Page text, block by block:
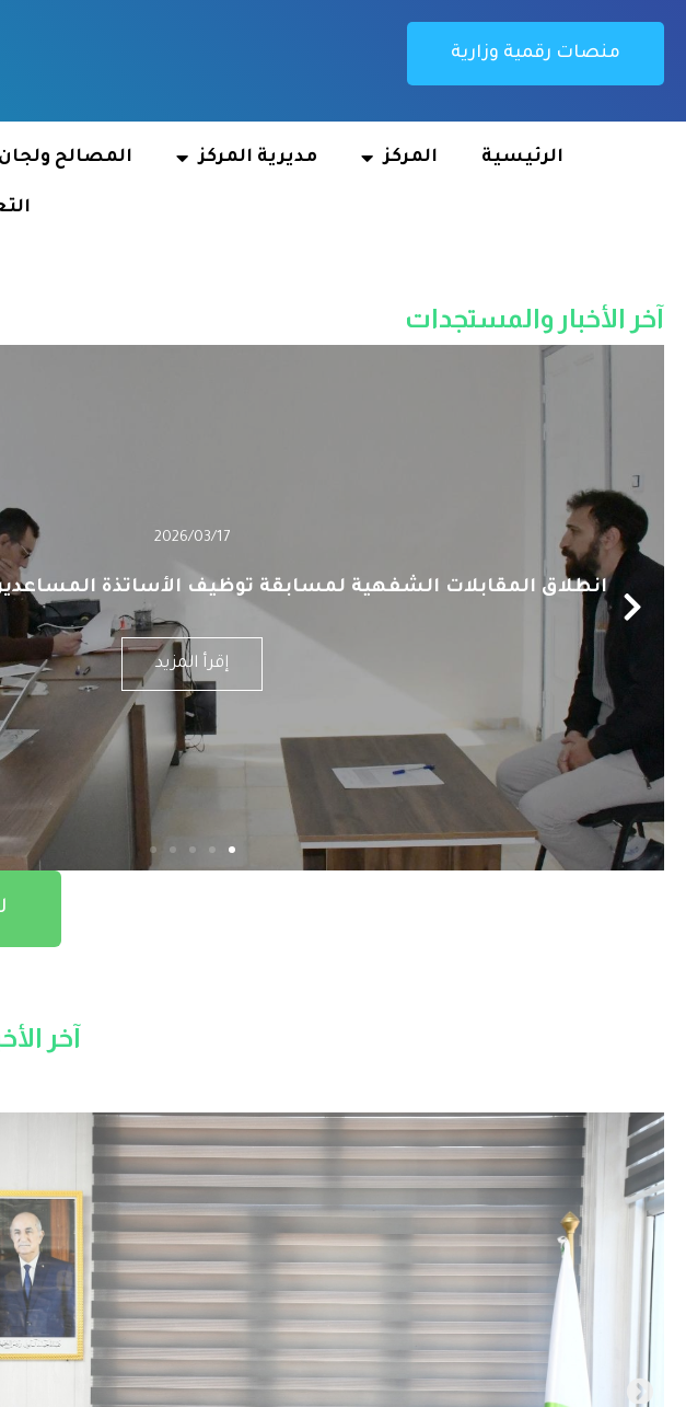
منصات رقمية وزارية
الرئيسية المركز مديرية المركز المصالح
آخر الأخبار والمستجدات
2026/03/17
انطلاق المقابلات الشفهية لمسابقة توظيف الأساتذة
إقرأ المزيد
آخر